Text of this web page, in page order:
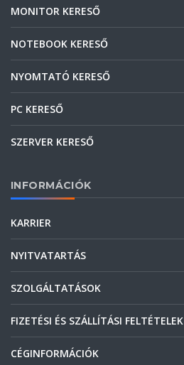
MONITOR KERESŐ
NOTEBOOK KERESŐ
NYOMTATÓ KERESŐ
PC KERESŐ
SZERVER KERESŐ
INFORMÁCIÓK
KARRIER
NYITVATARTÁS
SZOLGÁLTATÁSOK
FIZETÉSI ÉS SZÁLLÍTÁSI FELTÉTELEK
CÉGINFORMÁCIÓK